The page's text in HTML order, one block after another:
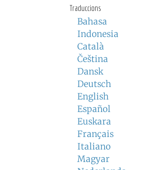
Traduccions
Bahasa
Indonesia
Català
Čeština
Dansk
Deutsch
English
Español
Euskara
Français
Italiano
Magyar